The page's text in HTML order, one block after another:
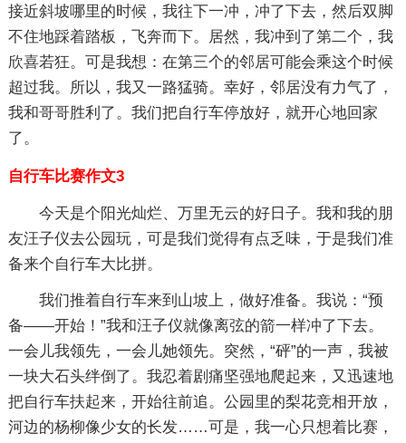
接近斜坡哪里的时候，我往下一冲，冲了下去，然后双脚
不住地踩着踏板，飞奔而下。居然，我冲到了第二个，我
欣喜若狂。可是我想：在第三个的邻居可能会乘这个时候
超过我。所以，我又一路猛骑。幸好，邻居没有力气了，
我和哥哥胜利了。我们把自行车停放好，就开心地回家
了。
自行车比赛作文3
今天是个阳光灿烂、万里无云的好日子。我和我的朋
友汪子仪去公园玩，可是我们觉得有点乏味，于是我们准
备来个自行车大比拼。
我们推着自行车来到山坡上，做好准备。我说：“预
备——开始！”我和汪子仪就像离弦的箭一样冲了下去。
一会儿我领先，一会儿她领先。突然，“砰”的一声，我被
一块大石头绊倒了。我忍着剧痛坚强地爬起来，又迅速地
把自行车扶起来，开始往前追。公园里的梨花竞相开放，
河边的杨柳像少女的长发……可是，我一心只想着比赛，